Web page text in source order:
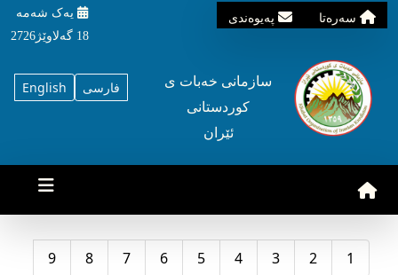
سه‌ره‌تا په‌یوه‌ندی
یه‌ک شه‌مه‌
18 گه‌لاوێژ2726
English فارسی
سازمانی خه‌بات ی
کوردستانی
ئێران
1
2
3
4
5
6
7
8
9